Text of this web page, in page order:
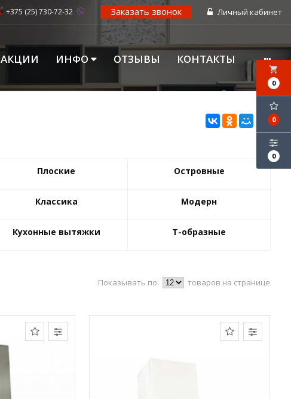
Личный кабинет
Заказать звонок
+375 (25) 730-72-32
АКЦИИ ИНФО ОТЗЫВЫ КОНТАКТЫ
local_grocery_store
0
0
0
Плоские Островные
Классика Модерн
Кухонные вытяжки Т-образные
Показывать по: товаров на странице